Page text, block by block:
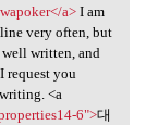
a>I am
very often, but
written, and
request you
<a
6">대